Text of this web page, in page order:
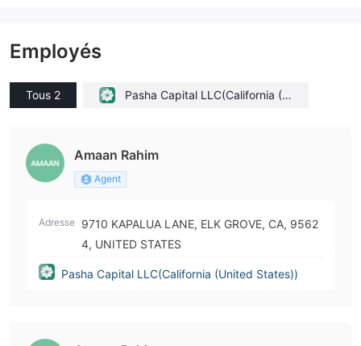
Employés
Tous 2
Pasha Capital LLC(California (U
Amaan Rahim
Agent
Adresse 9710 KAPALUA LANE, ELK GROVE, CA, 9562
4, UNITED STATES
Pasha Capital LLC(California (United States))